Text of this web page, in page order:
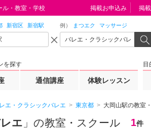
ル・教室・学校
新宿区 新宿駅 例） まつエク マッサージ
を探す
通信講座 体験レッスン
目
掲載お申込み 掲
エ・クラシックバレエ 東京都 大岡山駅の教室
エ 」の教室・スクール 1件